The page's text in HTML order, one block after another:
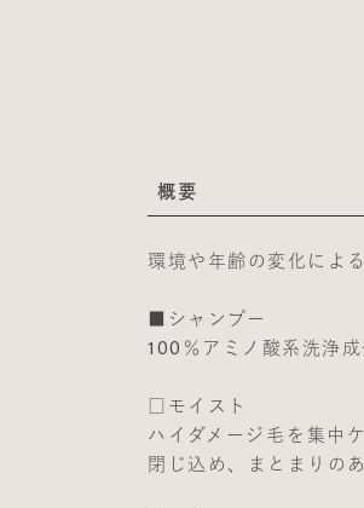
概要
環境や年齢の変化によ
■シャンプー
100％アミノ酸系洗浄
□モイスト
ハイダメージ毛を集中
閉じ込め、まとまりの